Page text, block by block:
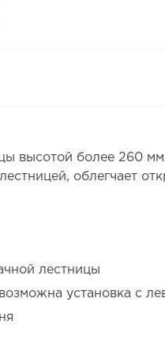
высотой более 260
облегчает
лестницы
установка с